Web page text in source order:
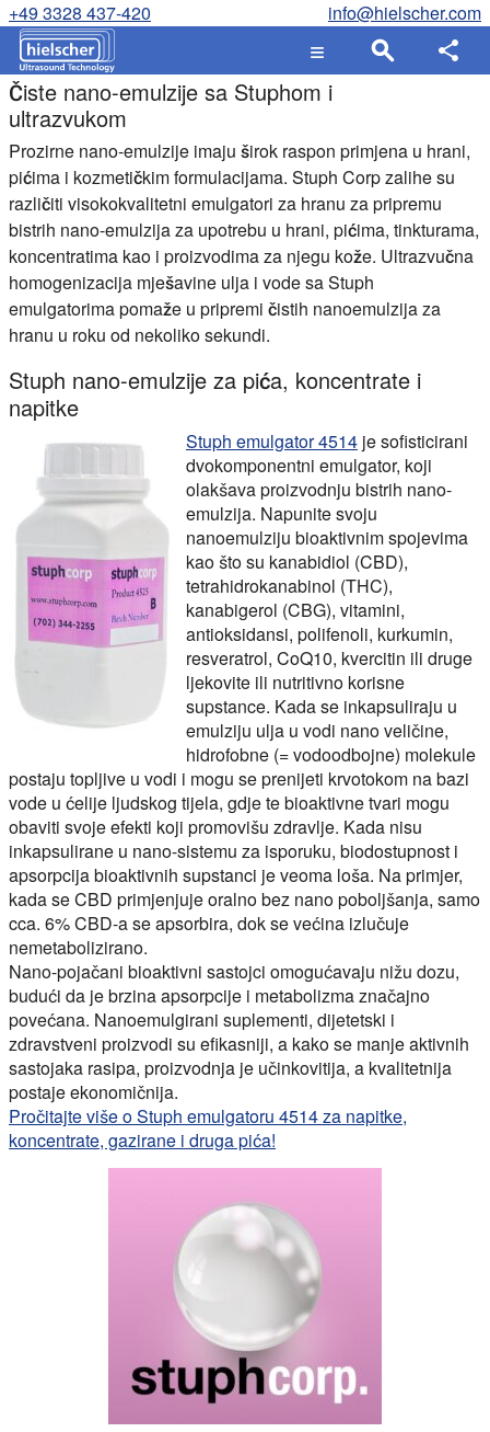
+49 3328 437-420 info@hielscher.com
Čiste nano-emulzije sa Stuphom i
ultrazvukom
Prozirne nano-emulzije imaju širok raspon primjena u hrani,
pićima i kozmetičkim formulacijama. Stuph Corp zalihe su
različiti visokokvalitetni emulgatori za hranu za pripremu
bistrih nano-emulzija za upotrebu u hrani, pićima, tinkturama,
koncentratima kao i proizvodima za njegu kože. Ultrazvučna
homogenizacija mješavine ulja i vode sa Stuph
emulgatorima pomaže u pripremi čistih nanoemulzija za
hranu u roku od nekoliko sekundi.
Stuph nano-emulzije za pića, koncentrate i
napitke
Stuph emulgator 4514 je sofisticirani
dvokomponentni emulgator, koji
olakšava proizvodnju bistrih nano-
emulzija. Napunite svoju
nanoemulziju bioaktivnim spojevima
kao što su kanabidiol (CBD),
tetrahidrokanabinol (THC),
kanabigerol (CBG), vitamini,
antioksidansi, polifenoli, kurkumin,
resveratrol, CoQ10, kvercitin ili druge
ljekovite ili nutritivno korisne
supstance. Kada se inkapsuliraju u
emulziju ulja u vodi nano veličine,
hidrofobne (= vodoodbojne) molekule
postaju topljive u vodi i mogu se prenijeti krvotokom na bazi
vode u ćelije ljudskog tijela, gdje te bioaktivne tvari mogu
obaviti svoje efekti koji promovišu zdravlje. Kada nisu
inkapsulirane u nano-sistemu za isporuku, biodostupnost i
apsorpcija bioaktivnih supstanci je veoma loša. Na primjer,
kada se CBD primjenjuje oralno bez nano poboljšanja, samo
cca. 6% CBD-a se apsorbira, dok se većina izlučuje
nemetabolizirano.
Nano-pojačani bioaktivni sastojci omogućavaju nižu dozu,
budući da je brzina apsorpcije i metabolizma značajno
povećana. Nanoemulgirani suplementi, dijetetski i
zdravstveni proizvodi su efikasniji, a kako se manje aktivnih
sastojaka rasipa, proizvodnja je učinkovitija, a kvalitetnija
postaje ekonomičnija.
Pročitajte više o Stuph emulgatoru 4514 za napitke,
koncentrate, gazirane i druga pića!